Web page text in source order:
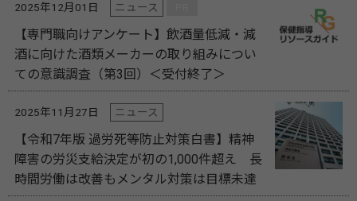
2025年12月01日 ニュース
【専門職向けアンケート】飲酒量低減・減
酒に向けた酒類メーカーの取り組みについ
ての意識調査（第3回）＜受付終了＞
2025年11月27日 ニュース
【令和7年版 過労死等防止対策白書】精神
障害の労災支給決定が初の1,000件超え 長
時間労働は改善もメンタル対策は目標未達